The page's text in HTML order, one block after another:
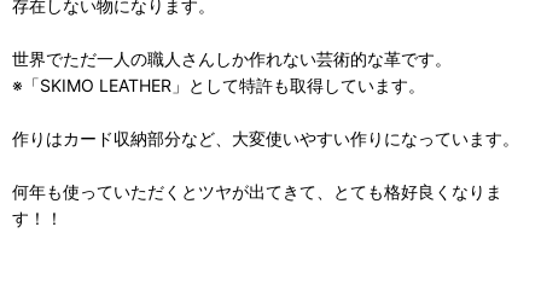
存在しない物になります。
世界でただ一人の職人さんしか作れない芸術的な革です。
※「SKIMO LEATHER」として特許も取得しています。
作りはカード収納部分など、大変使いやすい作りになっています。
何年も使っていただくとツヤが出てきて、とても格好良くなりま
す！！